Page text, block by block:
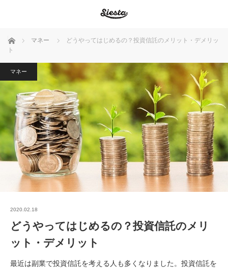
ホーム マネー
どうやってはじめるの？投資信託のメリット・デメリッ
ト
マネー
2020.02.18
どうやってはじめるの？投資信託のメリ
ット・デメリット
最近は副業で投資信託を考える人も多くなりました。投資信託を